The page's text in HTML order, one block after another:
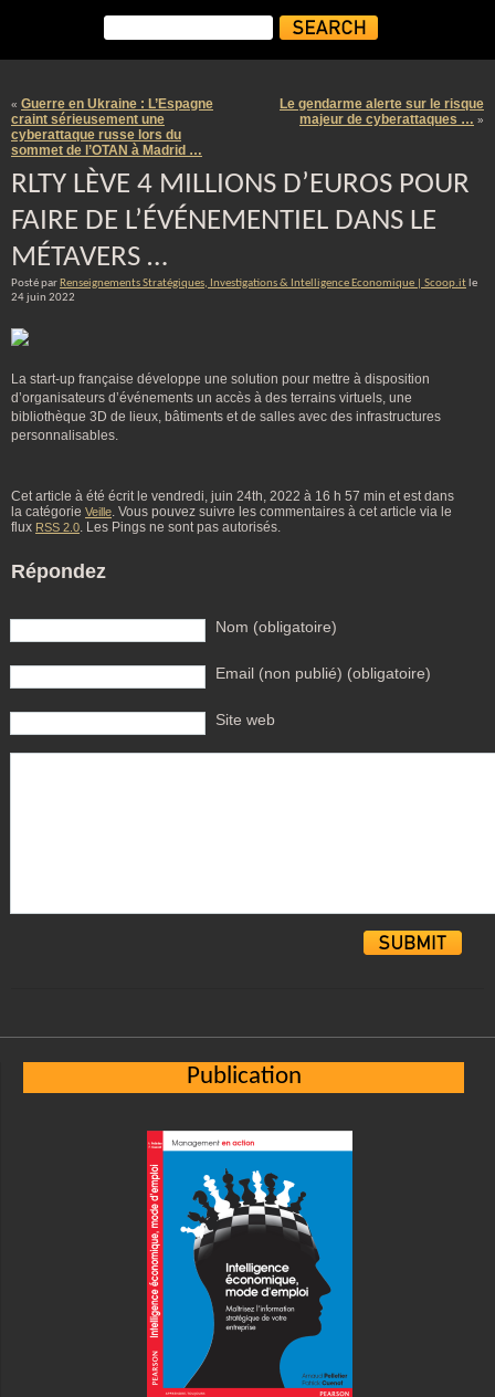
« Guerre en Ukraine : L’Espagne
craint sérieusement une
cyberattaque russe lors du
sommet de l’OTAN à Madrid …
Le gendarme alerte sur le risque
majeur de cyberattaques … »
RLTY LÈVE 4 MILLIONS D’EUROS POUR
FAIRE DE L’ÉVÉNEMENTIEL DANS LE
MÉTAVERS …
Posté par Renseignements Stratégiques, Investigations & Intelligence Economique | Scoop.it le
24 juin 2022
La start-up française développe une solution pour mettre à disposition
d’organisateurs d’événements un accès à des terrains virtuels, une
bibliothèque 3D de lieux, bâtiments et de salles avec des infrastructures
personnalisables.
Cet article à été écrit le vendredi, juin 24th, 2022 à 16 h 57 min et est dans
la catégorie Veille. Vous pouvez suivre les commentaires à cet article via le
flux RSS 2.0. Les Pings ne sont pas autorisés.
Répondez
Nom (obligatoire)
Email (non publié) (obligatoire)
Site web
Publication